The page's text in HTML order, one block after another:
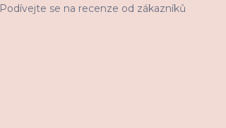
Podívejte se na recenze od zákazníků